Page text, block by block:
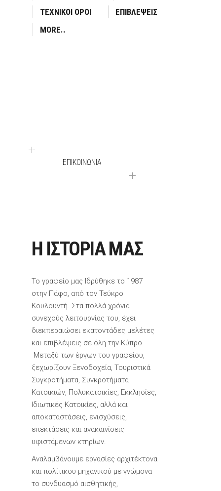
ΤΕΧΝΙΚΟΙ ΟΡΟΙ
ΕΠΙΒΛΕΨΕΙΣ
MORE..
ΕΠΙΚΟΙΝΩΝΙΑ
Η ΙΣΤΟΡΙΑ ΜΑΣ
Το γραφείο μας Ιδρύθηκε το 1987
στην Πάφο, από τον Τεύκρο
Κουλουντή. Στα πολλά χρόνια
συνεχούς λειτουργίας του, έχει
διεκπεραιώσει εκατοντάδες μελέτες
και επιβλέψεις σε όλη την Κύπρο.
Μεταξύ των έργων του γραφείου,
ξεχωρίζουν Ξενοδοχεία, Τουριστικά
Συγκροτήματα, Συγκροτήματα
Κατοικιών, Πολυκατοικίες, Εκκλησίες,
Ιδιωτικές Κατοικίες, αλλά και
αποκαταστάσεις, ενισχύσεις,
επεκτάσεις και ανακαινίσεις
υφιστάμενων κτηρίων.
Αναλαμβάνουμε εργασίες αρχιτέκτονα
και πολίτικου μηχανικού με γνώμονα
το συνδυασμό αισθητικής,